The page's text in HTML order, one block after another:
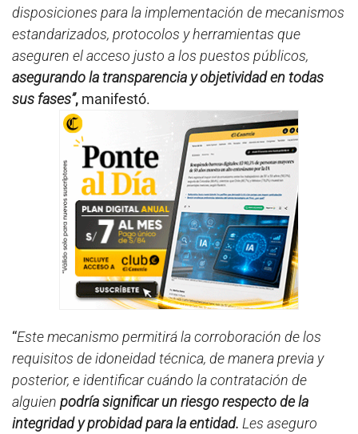
disposiciones para la implementación de mecanismos
estandarizados, protocolos y herramientas que
aseguren el acceso justo a los puestos públicos,
asegurando la transparencia y objetividad en todas
sus fases”, manifestó.
“Este mecanismo permitirá la corroboración de los
requisitos de idoneidad técnica, de manera previa y
posterior, e identificar cuándo la contratación de
alguien podría significar un riesgo respecto de la
integridad y probidad para la entidad. Les aseguro